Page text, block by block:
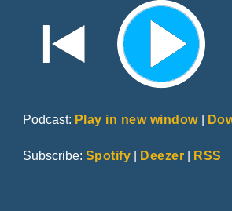
Podcast: Play in new window|
Subscribe: Spotify | Deezer | RSS